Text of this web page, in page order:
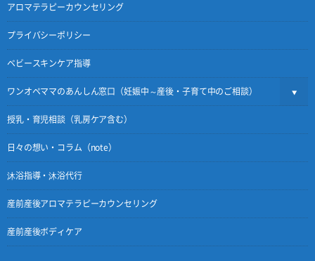
アロマテラピーカウンセリング
プライバシーポリシー
ベビースキンケア指導
ワンオペママのあんしん窓口（妊娠中～産後・子育て中のご相談）
授乳・育児相談（乳房ケア含む）
日々の想い・コラム（note）
沐浴指導・沐浴代行
産前産後アロマテラピーカウンセリング
産前産後ボディケア